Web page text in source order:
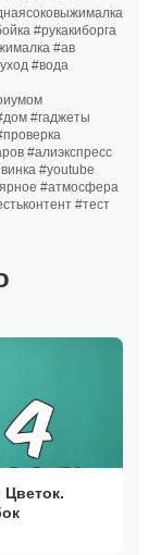
#рукакиборга
#ав
#вода
#гаджеты
#алиэкспресс
#youtube
#атмосфера
#тест